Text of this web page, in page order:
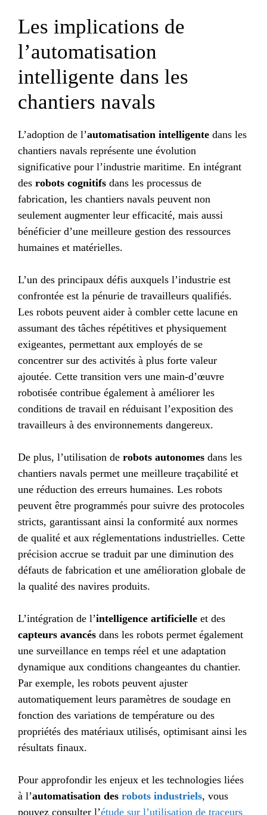
Les implications de
l’automatisation
intelligente dans les
chantiers navals
L’adoption de l’automatisation intelligente dans les
chantiers navals représente une évolution
significative pour l’industrie maritime. En intégrant
des robots cognitifs dans les processus de
fabrication, les chantiers navals peuvent non
seulement augmenter leur efficacité, mais aussi
bénéficier d’une meilleure gestion des ressources
humaines et matérielles.
L’un des principaux défis auxquels l’industrie est
confrontée est la pénurie de travailleurs qualifiés.
Les robots peuvent aider à combler cette lacune en
assumant des tâches répétitives et physiquement
exigeantes, permettant aux employés de se
concentrer sur des activités à plus forte valeur
ajoutée. Cette transition vers une main-d’œuvre
robotisée contribue également à améliorer les
conditions de travail en réduisant l’exposition des
travailleurs à des environnements dangereux.
De plus, l’utilisation de robots autonomes dans les
chantiers navals permet une meilleure traçabilité et
une réduction des erreurs humaines. Les robots
peuvent être programmés pour suivre des protocoles
stricts, garantissant ainsi la conformité aux normes
de qualité et aux réglementations industrielles. Cette
précision accrue se traduit par une diminution des
défauts de fabrication et une amélioration globale de
la qualité des navires produits.
L’intégration de l’intelligence artificielle et des
capteurs avancés dans les robots permet également
une surveillance en temps réel et une adaptation
dynamique aux conditions changeantes du chantier.
Par exemple, les robots peuvent ajuster
automatiquement leurs paramètres de soudage en
fonction des variations de température ou des
propriétés des matériaux utilisés, optimisant ainsi les
résultats finaux.
Pour approfondir les enjeux et les technologies liées
à l’automatisation des robots industriels, vous
pouvez consulter l’étude sur l’utilisation de traceurs